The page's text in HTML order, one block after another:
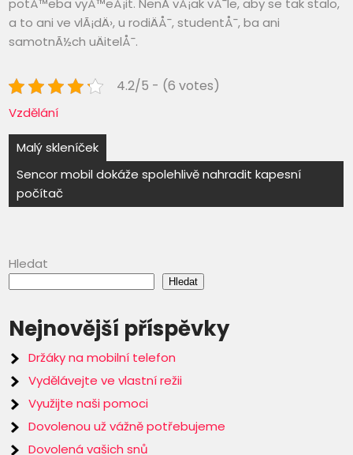
potÅ™eba vyÅ™eÅ¡it. NenÃ­ vÅ¡ak vÅ¯le, aby se tak stalo,
a to ani ve vlÃ¡dÄ›, u rodiÄÅ¯, studentÅ¯, ba ani
samotnÃ½ch uÄitelÅ¯.
4.2/5 - (6 votes)
Vzdělání
Navigace
pro
příspěvek
Malý skleníček
Sencor mobil dokáže spolehlivě nahradit kapesní
počítač
Hledat
Hledat
Nejnovější příspěvky
Držáky na mobilní telefon
Vydělávejte ve vlastní režii
Využijte naši pomoci
Dovolenou už vážně potřebujeme
Dovolená vašich snů